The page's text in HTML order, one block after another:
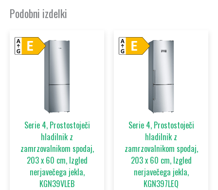
Podobni izdelki
Serie 4, Prostostoječi
hladilnik z
zamrzovalnikom spodaj,
203 x 60 cm, Izgled
nerjavečega jekla,
KGN39VLEB
Serie 4, Prostostoječi
hladilnik z
zamrzovalnikom spodaj,
203 x 60 cm, Izgled
nerjavečega jekla,
KGN397LEQ